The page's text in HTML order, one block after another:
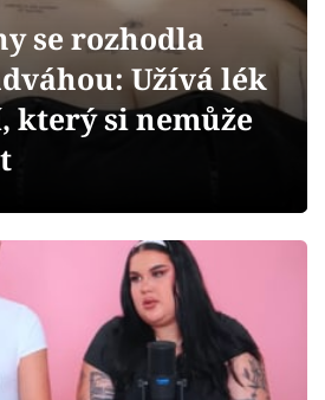
se rozhodla
Užívá lék
který si nemůže